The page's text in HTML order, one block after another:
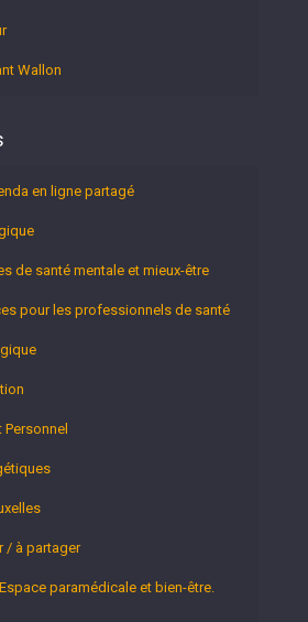
Wallon
en ligne partagé
de santé mentale et mieux-être
pour les professionnels de santé
/ à partager
paramédicale et bien-être.